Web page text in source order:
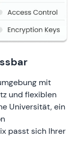
mit
und flexiblen
Universität, ein
passt sich Ihrer